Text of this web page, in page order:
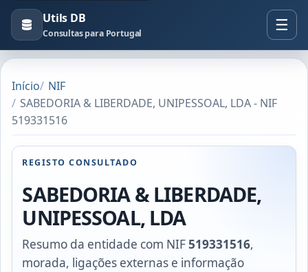
Utils DB
Consultas para Portugal
Início
NIF
SABEDORIA & LIBERDADE, UNIPESSOAL, LDA - NIF
519331516
REGISTO CONSULTADO
SABEDORIA & LIBERDADE,
UNIPESSOAL, LDA
Resumo da entidade com NIF519331516,
morada, ligações externas e informação